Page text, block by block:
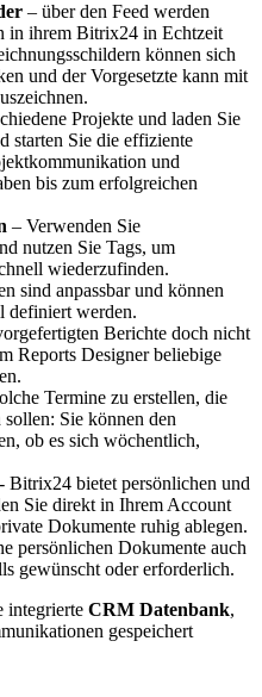
– über den Feed werden
in ihrem Bitrix24 in Echtzeit
können sich
und der Vorgesetzte kann mit
Projekte und laden Sie
starten Sie die effiziente
und
bis zum erfolgreichen
– Verwenden Sie
nutzen Sie Tags, um
wiederzufinden.
sind anpassbar und können
definiert werden.
Berichte doch nicht
Reports Designer beliebige
Termine zu erstellen, die
Sie können den
ob es sich wöchentlich,
- Bitrix24 bietet persönlichen und
Sie direkt in Ihrem Account
Dokumente ruhig ablegen.
persönlichen Dokumente auch
gewünscht oder erforderlich.
integrierte CRM Datenbank,
gespeichert